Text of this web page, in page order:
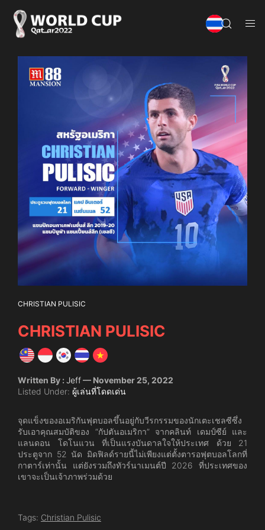
CHRISTIAN PULISIC
CHRISTIAN PULISIC
Written By : Jeff— November 25, 2022
Listed Under: ผู้เล่นที่โดดเด่น
จุดแข็งของอเมริกันฟุตบอลขึ้นอยู่กับวีรกรรมของนักเตะเชลซีซึ่ง
รับเอาคุณสมบัติของ “กัปตันอเมริกา” จากคลินท์ เดมป์ซีย์ และ
แลนดอน โดโนแวน ที่เป็นแรงบันดาลใจให้ประเทศ ด้วย 21
ประตูจาก 52 นัด มิดฟิลด์รายนี้ไม่เพียงแต่ตั้งตารอฟุตบอลโลกที่
กาตาร์เท่านั้น แต่ยังรวมถึงทัวร์นาเมนต์ปี 2026 ที่ประเทศของ
เขาจะเป็นเจ้าภาพร่วมด้วย
Tags: Christian Pulisic